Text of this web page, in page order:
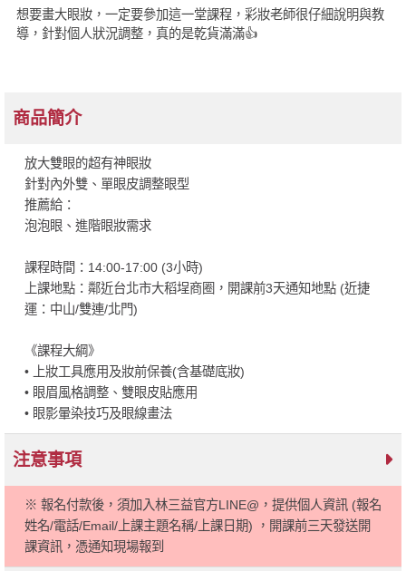
想要畫大眼妝，一定要參加這一堂課程，彩妝老師很仔細說明與教
導，針對個人狀況調整，真的是乾貨滿滿👍
商品簡介
放大雙眼的超有神眼妝
針對內外雙、單眼皮調整眼型
推薦給：
泡泡眼、進階眼妝需求
課程時間：14:00-17:00 (3小時)
上課地點：鄰近台北市大稻埕商圈，開課前3天通知地點 (近捷
運：中山/雙連/北門)
《課程大綱》
• 上妝工具應用及妝前保養(含基礎底妝)
• 眼眉風格調整、雙眼皮貼應用
• 眼影暈染技巧及眼線畫法
注意事項
※ 報名付款後，須加入林三益官方LINE@，提供個人資訊 (報名
姓名/電話/Email/上課主題名稱/上課日期) ，開課前三天發送開
課資訊，憑通知現場報到